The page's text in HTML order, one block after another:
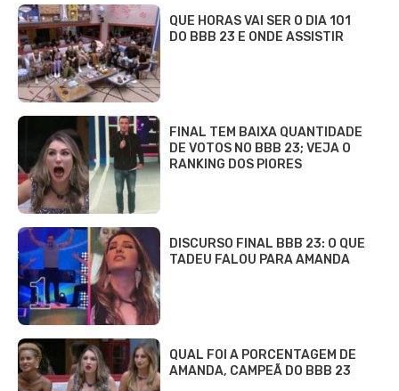
QUE HORAS VAI SER O DIA 101
DO BBB 23 E ONDE ASSISTIR
FINAL TEM BAIXA QUANTIDADE
DE VOTOS NO BBB 23; VEJA O
RANKING DOS PIORES
DISCURSO FINAL BBB 23: O QUE
TADEU FALOU PARA AMANDA
QUAL FOI A PORCENTAGEM DE
AMANDA, CAMPEÃ DO BBB 23